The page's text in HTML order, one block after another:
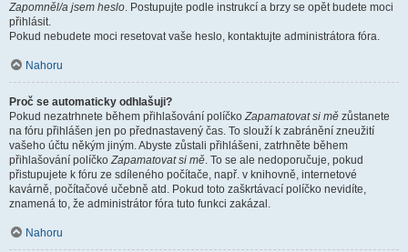
Zapomněl/a jsem heslo. Postupujte podle instrukcí a brzy se opět budete moci
přihlásit.
Pokud nebudete moci resetovat vaše heslo, kontaktujte administrátora fóra.
Nahoru
Proč se automaticky odhlašuji?
Pokud nezatrhnete během přihlašování políčkoZapamatovat si mě zůstanete
na fóru přihlášen jen po přednastavený čas. To slouží k zabránění zneužití
vašeho účtu někým jiným. Abyste zůstali přihlášeni, zatrhněte během
přihlašování políčkoZapamatovat si mě. To se ale nedoporučuje, pokud
přistupujete k fóru ze sdíleného počítače, např. v knihovně, internetové
kavárně, počítačové učebně atd. Pokud toto zaškrtávací políčko nevidíte,
znamená to, že administrátor fóra tuto funkci zakázal.
Nahoru